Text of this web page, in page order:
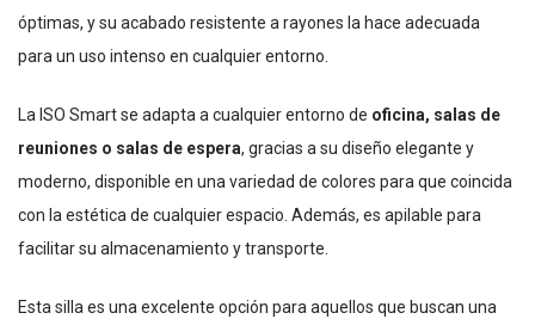
óptimas, y su acabado resistente a rayones la hace adecuada
para un uso intenso en cualquier entorno.
La ISO Smart se adapta a cualquier entorno de oficina, salas de
reuniones o salas de espera, gracias a su diseño elegante y
moderno, disponible en una variedad de colores para que coincida
con la estética de cualquier espacio. Además, es apilable para
facilitar su almacenamiento y transporte.
Esta silla es una excelente opción para aquellos que buscan una